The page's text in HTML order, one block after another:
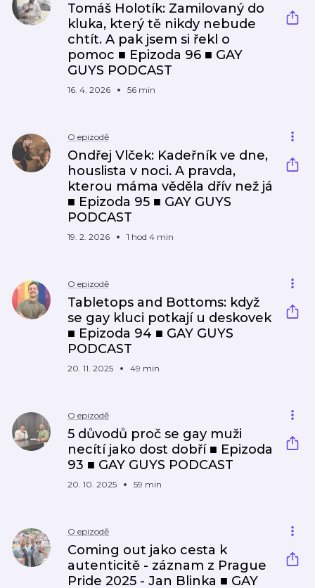
Tomáš Holotík: Zamilovaný do
kluka, který tě nikdy nebude
chtít. A pak jsem si řekl o
pomoc ■ Epizoda 96 ■ GAY
GUYS PODCAST
16. 4. 2026 56 min
O epizodě
Ondřej Vlček: Kadeřník ve dne,
houslista v noci. A pravda,
kterou máma věděla dřív než já
■ Epizoda 95 ■ GAY GUYS
PODCAST
19. 2. 2026 1 hod 4 min
O epizodě
Tabletops and Bottoms: když
se gay kluci potkají u deskovek
■ Epizoda 94 ■ GAY GUYS
PODCAST
20. 11. 2025 49 min
O epizodě
5 důvodů proč se gay muži
necítí jako dost dobří ■ Epizoda
93 ■ GAY GUYS PODCAST
20. 10. 2025 59 min
O epizodě
Coming out jako cesta k
autenticitě - záznam z Prague
Pride 2025 - Jan Blinka ■ GAY